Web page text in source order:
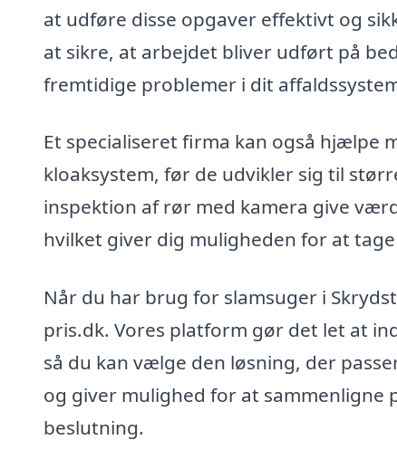
at udføre disse opgaver effektivt og
at sikre, at arbejdet bliver udført på
fremtidige problemer i dit
Et specialiseret firma kan også hjælpe
kloaksystem, før de udvikler sig til
inspektion af rør med kamera give
hvilket giver dig muligheden for at
Når du har brug for slamsuger i
pris.dk. Vores platform gør det let at
så du kan vælge den løsning, der
og giver mulighed for at
beslutning.